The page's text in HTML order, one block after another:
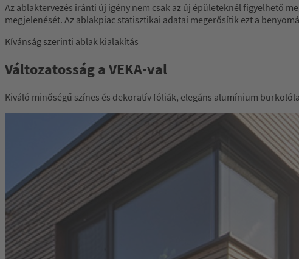
Az ablaktervezés iránti új igény nem csak az új épületeknél figyelhető
megjelenését. Az ablakpiac statisztikai adatai megerősítik ezt a
Kívánság szerinti ablak kialakítás
Változatosság a VEKA-val
Kiváló minőségű színes és dekoratív fóliák, elegáns alumínium